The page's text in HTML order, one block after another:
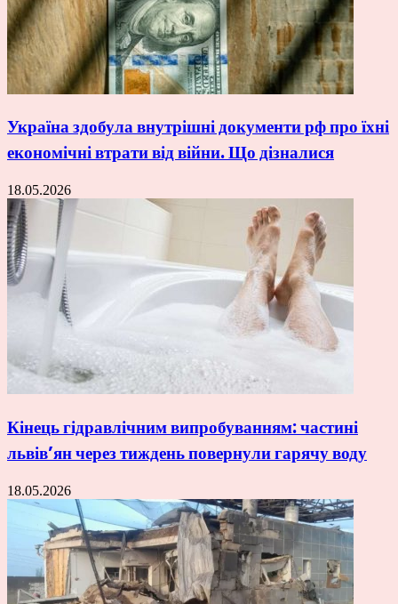
Україна здобула внутрішні документи рф про їхні
економічні втрати від війни. Що дізналися
18.05.2026
Кінець гідравлічним випробуванням: частині
львів’ян через тиждень повернули гарячу воду
18.05.2026